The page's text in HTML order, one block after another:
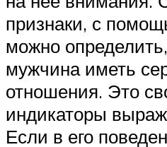
признаки, с
можно
мужчина иметь
отношения. Это
индикаторы
Если в его